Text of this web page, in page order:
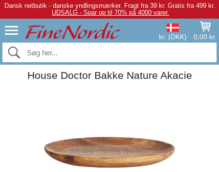
Dansk netbutik - danske yndlingsmærker. Fragt fra 39 kr. Gratis fra 499 kr.
UDSALG - Spar op til 70% på 4000 varer.
kr. (DKK) 0,00 kr.
House Doctor Bakke Nature Akacie